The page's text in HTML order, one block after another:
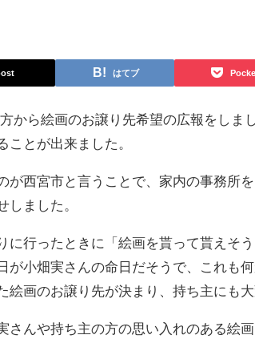
はてブ
から絵画のお譲り先希望の広報をしま
ことが出来ました。
が西宮市と言うことで、家内の事務所を
しました。
に行ったときに「絵画を貰って貰えそ
が小畑実さんの命日だそうで、これも
絵画のお譲り先が決まり、持ち主にも大
さんや持ち主の方の思い入れのある絵